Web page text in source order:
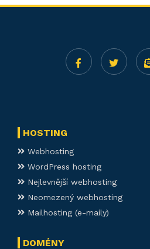
HOSTING
Webhosting
WordPress hosting
Nejlevnější webhosting
Neomezený webhosting
Mailhosting (e-maily)
DOMÉNY